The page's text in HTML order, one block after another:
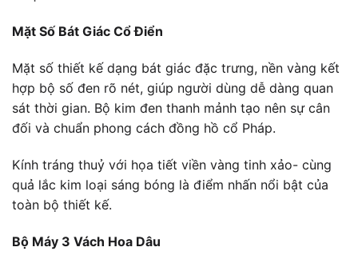
Mặt Số Bát Giác Cổ Điển
Mặt số thiết kế dạng bát giác đặc trưng, nền vàng kết
hợp bộ số đen rõ nét, giúp người dùng dễ dàng quan
sát thời gian. Bộ kim đen thanh mảnh tạo nên sự cân
đối và chuẩn phong cách đồng hồ cổ Pháp.
Kính tráng thuỷ với họa tiết viền vàng tinh xảo- cùng
quả lắc kim loại sáng bóng là điểm nhấn nổi bật của
toàn bộ thiết kế.
Bộ Máy 3 Vách Hoa Dâu